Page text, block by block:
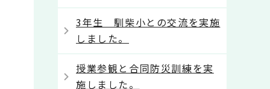
3年生 馴柴小との交流を実施
しました。
授業参観と合同防災訓練を実
施しました。